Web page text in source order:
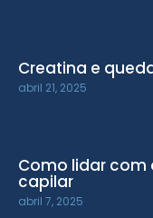
Creatina e
abril 21, 2025
Como lidar com
capilar
abril 7, 2025